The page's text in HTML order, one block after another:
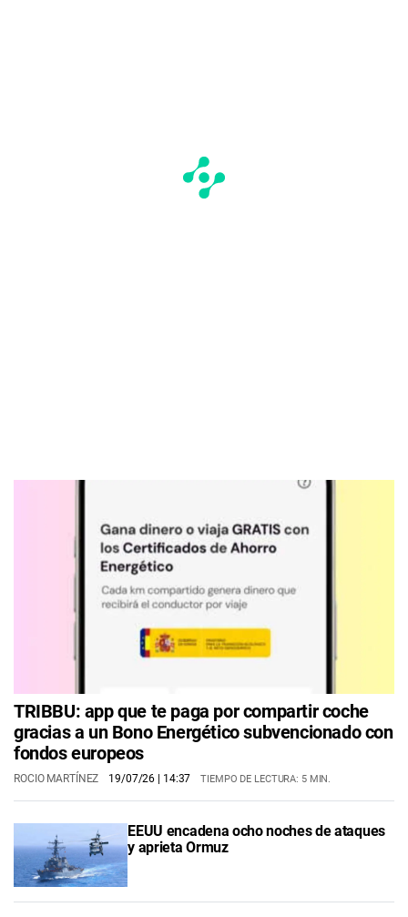
TRIBBU: app que te paga por compartir coche
gracias a un Bono Energético subvencionado con
fondos europeos
ROCIO MARTÍNEZ 19/07/26 | 14:37 TIEMPO DE LECTURA: 5 MIN.
EEUU encadena ocho noches de ataques
y aprieta Ormuz